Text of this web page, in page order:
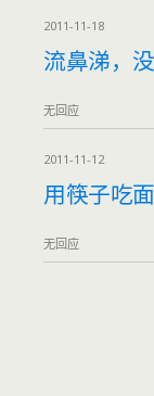
2011-11-18
流鼻涕，
无回应
2011-11-12
用筷子吃
无回应